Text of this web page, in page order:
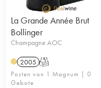
La Grande Année Brut
Bollinger
Champagne AOC
H 2005 T
Posten von 1 Magnum | 0
Gebote